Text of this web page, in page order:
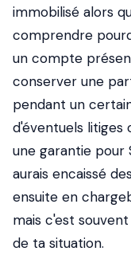
immobilisé alors
comprendre
un compte
conserver une
pendant un
d'éventuels litiges
une garantie
aurais encaissé
ensuite en
mais c'est
de ta situation.